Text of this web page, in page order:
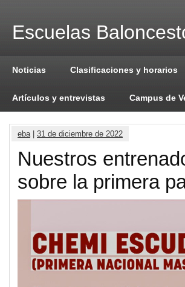
Escuelas
Noticias Clasificaciones y horarios
Artículos y entrevistas Campus de
eba| 31 de diciembre de 2022
Nuestros
sobre la primera